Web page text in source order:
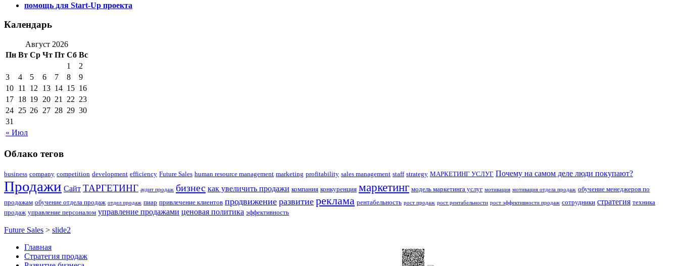
помощь для Start-Up проекта
Календарь
Август 2026
Пн Вт Ср Чт Пт Сб Вс
« Июл
1
2
3
4 5 6 7 8
9
10 11 12 13 14 15 16
17 18 19 20 21 22 23
24 25 26 27 28 29 30
31
Облако тегов
business company competition development efficiency Future Sales human resource management marketing profitability sales management staff strategy МАРКЕТИНГ УСЛУГ Почему на самом деле люди покупают?
Продажи Сайт ТАРГЕТИНГ аудит продаж бизнес как увеличить продажи компания конкуренция маркетинг модель маркетинга услуг мотивация мотивация отдела продаж обучение менеджеров по
продажам обучение отдела продаж отдел продаж пиар привлечение клиентов продвижение развитие реклама рентабельность рост продаж рост рентабельности рост эффективности продаж сотрудники стратегия техника
продаж управление персоналом управление продажами ценовая политика эффективность
Future Sales > slide2
Главная
Стратегия продаж